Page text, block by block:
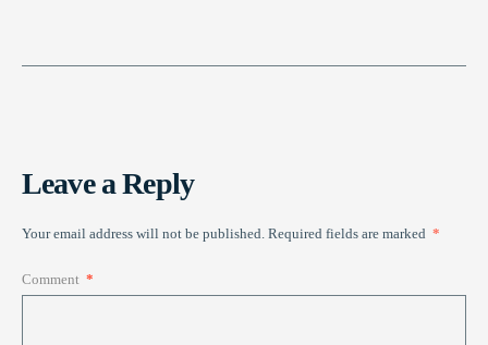
Leave a Reply
Your email address will not be published. Required fields are marked *
Comment *